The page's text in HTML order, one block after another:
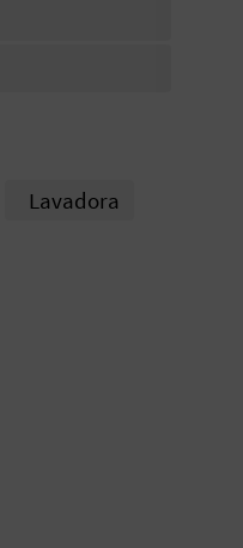
Lavadora